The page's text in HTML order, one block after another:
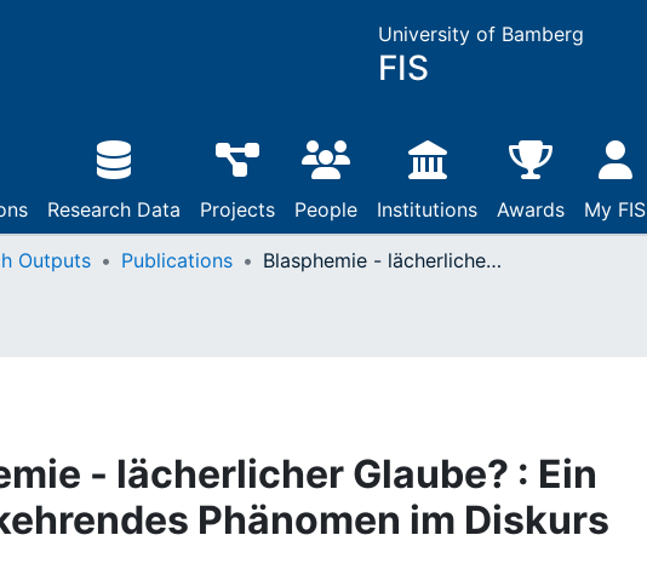
University of Bamberg
FIS
Research Data Projects People Institutions Awards My FIS
Outputs Publications Blasphemie - lächerlicher Glaube? : Ein wiederkehrendes Phänomen im Diskurs
- lächerlicher Glaube? : Ein
Phänomen im Diskurs